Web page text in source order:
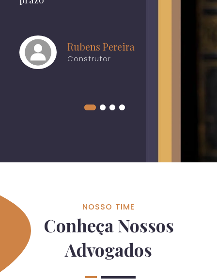
Rubens Pereira
Construtor
NOSSO TIME
Conheça Nossos
Advogados